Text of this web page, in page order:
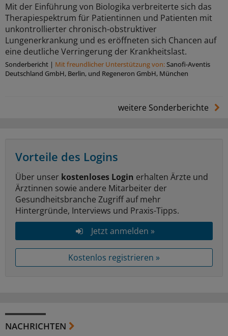
Mit der Einführung von Biologika verbreiterte sich das
Therapiespektrum für Patientinnen und Patienten mit
unkontrollierter chronisch-obstruktiver
Lungenerkrankung und es eröffneten sich Chancen auf
eine deutliche Verringerung der Krankheitslast.
Sonderbericht | Mit freundlicher Unterstützung von:Sanoﬁ-Aventis
Deutschland GmbH, Berlin, und Regeneron GmbH, München
weitere Sonderberichte
Vorteile des Logins
Über unser kostenloses Login erhalten Ärzte und
Ärztinnen sowie andere Mitarbeiter der
Gesundheitsbranche Zugriff auf mehr
Hintergründe, Interviews und Praxis-Tipps.
Jetzt anmelden »
Kostenlos registrieren »
NACHRICHTEN